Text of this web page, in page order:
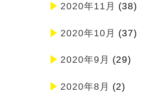
2020年11月 (38)
2020年10月 (37)
2020年9月 (29)
2020年8月 (2)